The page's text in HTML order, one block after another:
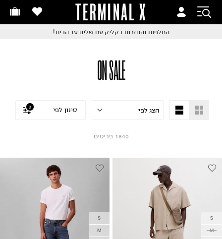
TERMINAL X
מזמינים היום - מקבלים מחר
החלפות והחזרות בקליקהחלפות והחזרות בקליק עם שליח עד הבית!
ON SALE
סינון לפי 3
1840 פריטים
S
M
S
M